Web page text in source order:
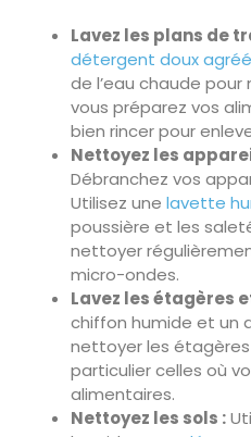
Lavez les plans de
détergent doux
de l’eau chaude
vous préparez vos
bien rincer pour
Nettoyez les
Débranchez vos
Utilisez une lavette
poussière et les
nettoyer
micro-ondes.
Lavez les étagères
chiffon humide et un
nettoyer les
particulier celles où
alimentaires.
Nettoyez les sols :